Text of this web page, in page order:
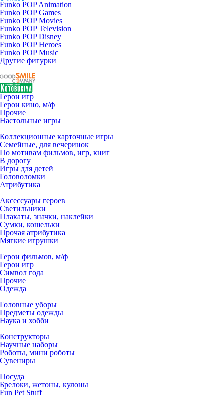
Funko POP Animation
Funko POP Games
Funko POP Movies
Funko POP Television
Funko POP Disney
Funko POP Heroes
Funko POP Music
Другие фигурки
Герои игр
Герои кино, м/ф
Прочие
Настольные игры
Коллекционные карточные игры
Семейные, для вечеринок
По мотивам фильмов, игр, книг
В дорогу
Игры для детей
Головоломки
Атрибутика
Аксессуары героев
Светильники
Плакаты, значки, наклейки
Сумки, кошельки
Прочая атрибутика
Мягкие игрушки
Герои фильмов, м/ф
Герои игр
Символ года
Прочие
Одежда
Головные уборы
Предметы одежды
Наука и хобби
Конструкторы
Научные наборы
Роботы, мини роботы
Сувениры
Посуда
Брелоки, жетоны, кулоны
Fun Pet Stuff